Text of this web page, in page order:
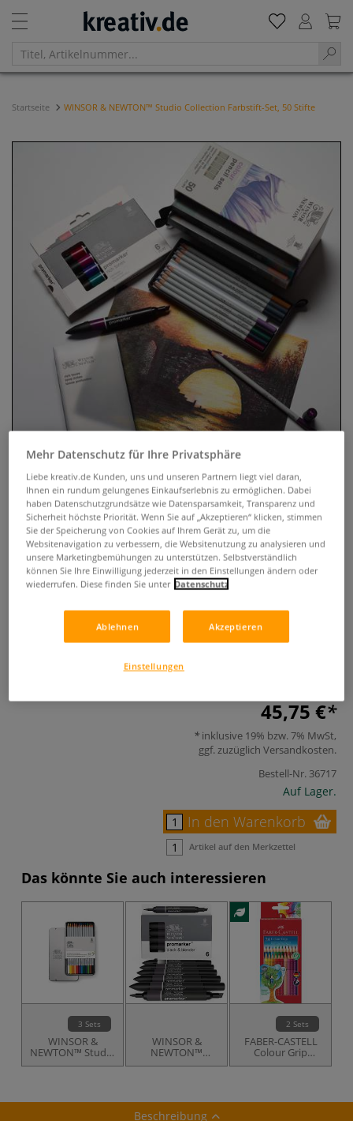
Startseite WINSOR & NEWTON™ Studio Collection Farbstift-Set, 50 Stifte
WINSOR & NEWTON™ Studio
Collection Farbstift-Set, 50 Stifte
0 Bewertungen
Farbstift-Set in exklusiver Buchbox mit 50 lichtbeständigen
Stiften. Sortiert in 5 Schubladen mit Mid-, Skin-, Pastel-,
Zeichnungen und feine Schattierungen.
45,75 €
inklusive 19% bzw. 7% MwSt,
ggf. zuzüglich Versandkosten.
Bestell-Nr. 36717
Auf Lager.
In den Warenkorb
Artikel auf den Merkzettel
Das könnte Sie auch interessieren
3 Sets
WINSOR &
NEWTON™ Studio
Collection™
WINSOR &
NEWTON™
promarker™ Set,
2 Sets
FABER-CASTELL
Colour Grip
Farbstifte-Sets
Beschreibung
Mehr Datenschutz für Ihre Privatsphäre
Liebe kreativ.de Kunden, uns und unseren Partnern liegt viel daran,
Ihnen ein rundum gelungenes Einkaufserlebnis zu ermöglichen. Dabei
haben Datenschutzgrundsätze wie Datensparsamkeit, Transparenz und
Sicherheit höchste Priorität. Wenn Sie auf „Akzeptieren“ klicken, stimmen
Sie der Speicherung von Cookies auf Ihrem Gerät zu, um die
Websitenavigation zu verbessern, die Websitenutzung zu analysieren und
unsere Marketingbemühungen zu unterstützen. Selbstverständlich
können Sie Ihre Einwilligung jederzeit in den Einstellungen ändern oder
wiederrufen. Diese finden Sie unter Datenschutz
Ablehnen Akzeptieren
Einstellungen